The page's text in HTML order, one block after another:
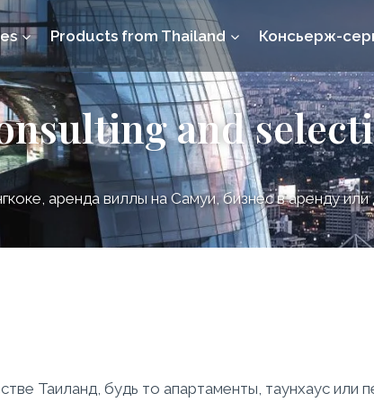
Products from Thailand Консьерж-
and
аренда виллы на Самуи, бизнес в аренду
Таиланд, будь то апартаменты, таунхаус или